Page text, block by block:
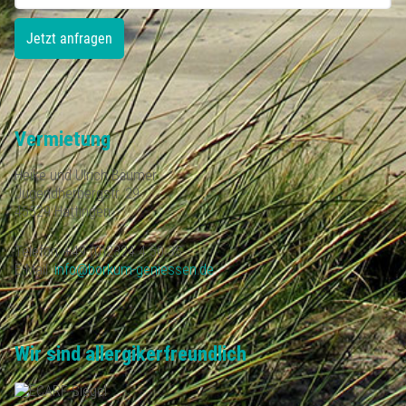
Vermietung
Heike und Ulrich Bäumer
Jugendherbergstr. 29
45529 Hattingen
Telefon: +49 (0)2324 4 50 35
E-Mail:info@borkum-geniessen.de
Wir sind allergikerfreundlich